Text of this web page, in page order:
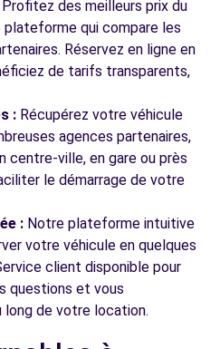
Profitez des meilleurs prix du
plateforme qui compare les
Réservez en ligne en
de tarifs transparents,
: Récupérez votre véhicule
agences partenaires,
centre-ville, en gare ou près
le démarrage de votre
: Notre plateforme intuitive
votre véhicule en quelques
client disponible pour
questions et vous
de votre location.